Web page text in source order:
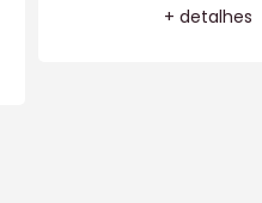
+ detalhes